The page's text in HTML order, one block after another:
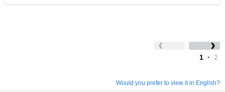
1 · 2
Would you prefer to view it in English?